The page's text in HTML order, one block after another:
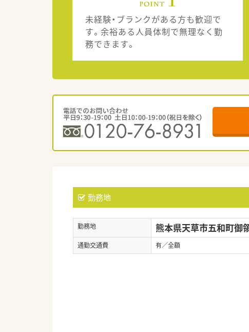
未経験・ブランクがある方も歓迎で
す。余裕ある人員体制で無理なく勤
務できます。
勤務地
勤務地 熊本県天草市五和町御
通勤交通費 有／全額